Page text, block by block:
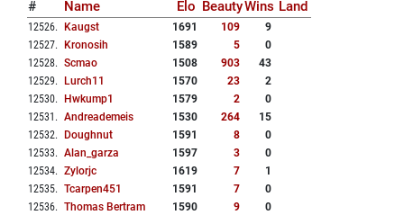
# Name Elo BeautyWins Land
12526. Kaugst 1691 109
9
12527. Kronosih 1589 5
0
12528. Scmao 1508 903
43
12529. Lurch11 1570 23
2
12530. Hwkump1 1579 2
0
12531 . Andreademeis 1530 264
15
12532. Doughnut 1591 8
0
12533. Alan_garza 1597 3
0
12534. Zylorjc 1619 7
1
12535. Tcarpen451 1591 7
0
12536. Thomas Bertram 1590 9
0